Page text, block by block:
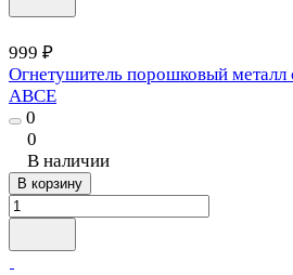
999 ₽
Огнетушитель порошковый
ABCE
0
0
В наличии
В корзину